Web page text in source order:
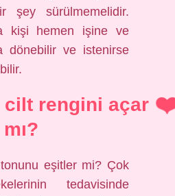
şey sürülmemelidir.
kişi hemen işine ve
dönebilir ve istenirse
cilt rengini açar
mı?
eşitler mi? Çok
tedavisinde